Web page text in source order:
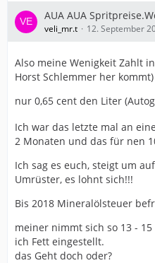
AUA AUA
veli_mr.t 12. September
Also meine Wenigkeit Zahlt
Horst Schlemmer her kommt)
nur 0,65 cent den Liter
Ich war das letzte mal an
2 Monaten und das für nen
Ich sag es euch, steigt um
Umrüster, es lohnt sich!!!
Bis 2018 Mineralölsteuer
meiner nimmt sich so 13 -
ich Fett eingestellt.
das Geht doch oder?